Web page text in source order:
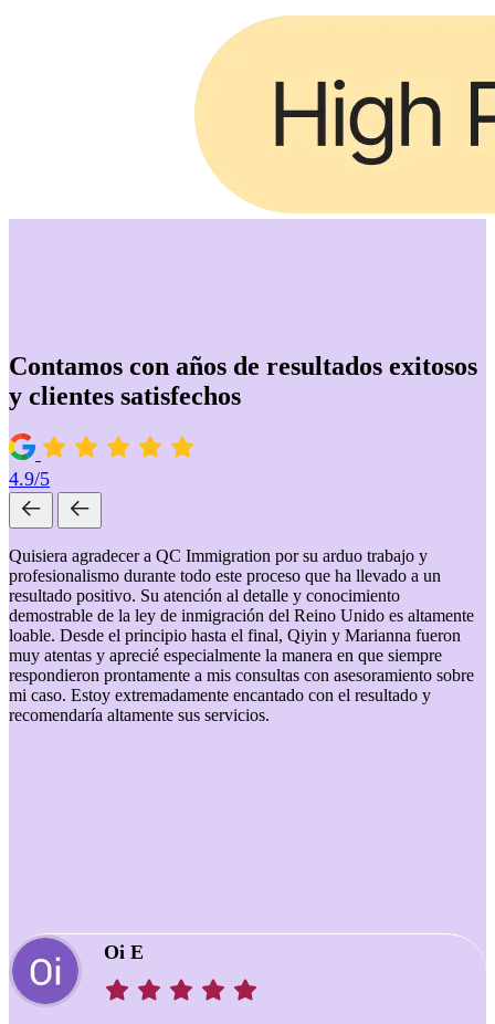
Contamos con años de resultados exitosos
y clientes satisfechos
4.9/5
Quisiera agradecer a QC Immigration por su arduo trabajo y
profesionalismo durante todo este proceso que ha llevado a un
resultado positivo. Su atención al detalle y conocimiento
demostrable de la ley de inmigración del Reino Unido es altamente
loable. Desde el principio hasta el final, Qiyin y Marianna fueron
muy atentas y aprecié especialmente la manera en que siempre
respondieron prontamente a mis consultas con asesoramiento sobre
mi caso. Estoy extremadamente encantado con el resultado y
recomendaría altamente sus servicios.
Oi E